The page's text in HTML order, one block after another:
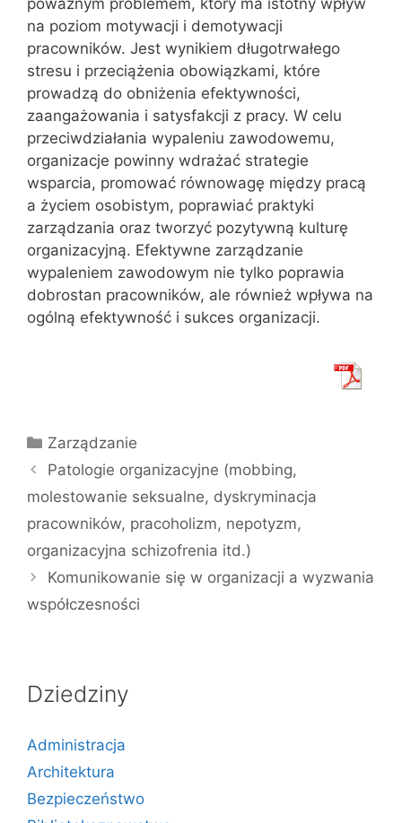
poważnym problemem, który ma istotny wpływ
na poziom motywacji i demotywacji
pracowników. Jest wynikiem długotrwałego
stresu i przeciążenia obowiązkami, które
prowadzą do obniżenia efektywności,
zaangażowania i satysfakcji z pracy. W celu
przeciwdziałania wypaleniu zawodowemu,
organizacje powinny wdrażać strategie
wsparcia, promować równowagę między pracą
a życiem osobistym, poprawiać praktyki
zarządzania oraz tworzyć pozytywną kulturę
organizacyjną. Efektywne zarządzanie
wypaleniem zawodowym nie tylko poprawia
dobrostan pracowników, ale również wpływa na
ogólną efektywność i sukces organizacji.
Kategorie
Zarządzanie
Patologie organizacyjne (mobbing,
molestowanie seksualne, dyskryminacja
pracowników, pracoholizm, nepotyzm,
organizacyjna schizofrenia itd.)
Komunikowanie się w organizacji a wyzwania
współczesności
Dziedziny
Administracja
Architektura
Bezpieczeństwo